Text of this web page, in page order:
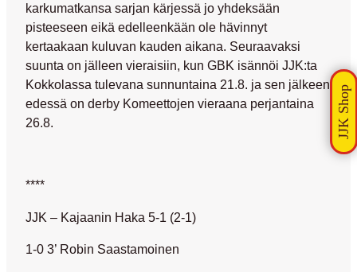
karkumatkansa sarjan kärjessä jo yhdeksään
pisteeseen eikä edelleenkään ole hävinnyt
kertaakaan kuluvan kauden aikana. Seuraavaksi
suunta on jälleen vieraisiin, kun GBK isännöi JJK:ta
Kokkolassa tulevana sunnuntaina 21.8. ja sen jälkeen
edessä on derby Komeettojen vieraana perjantaina
26.8.
****
JJK – Kajaanin Haka 5-1 (2-1)
1-0 3’ Robin Saastamoinen